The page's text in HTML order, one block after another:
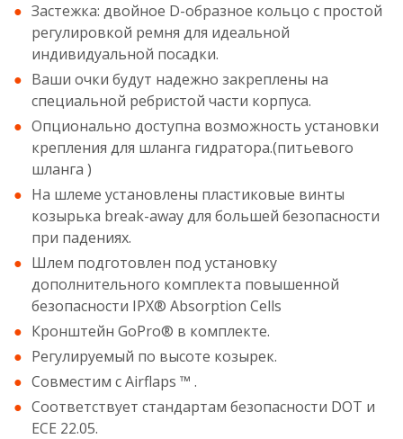
Застежка: двойное D-образное кольцо с простой
регулировкой ремня для идеальной
индивидуальной посадки.
Ваши очки будут надежно закреплены на
специальной ребристой части корпуса.
Опционально доступна возможность установки
крепления для шланга гидратора.(питьевого
шланга )
На шлеме установлены пластиковые винты
козырька break-away для большей безопасности
при падениях.
Шлем подготовлен под установку
дополнительного комплекта повышенной
безопасности IPX® Absorption Cells
Кронштейн GoPro® в комплекте.
Регулируемый по высоте козырек.
Совместим с Airflaps ™ .
Соответствует стандартам безопасности DOT и
ECE 22.05.